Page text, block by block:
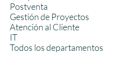
Postventa
Gestión de Proyectos
Atención al Cliente
IT
Todos los departamentos